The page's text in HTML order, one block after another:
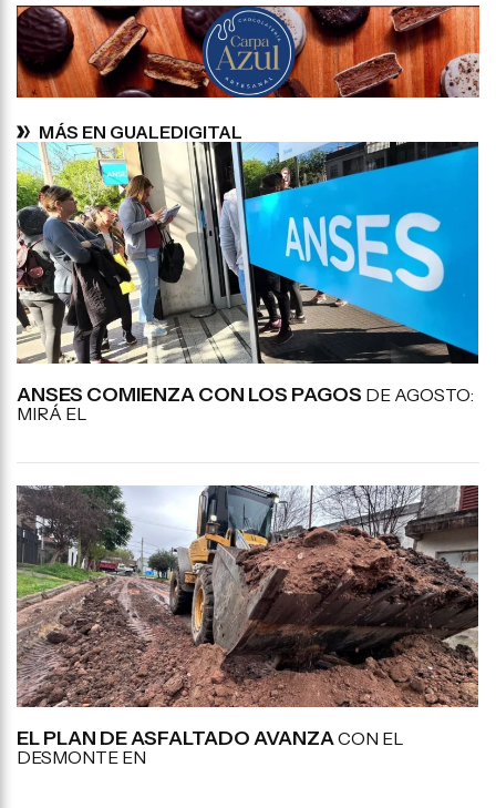
MÁS EN GUALEDIGITAL
ANSES COMIENZA CON LOS PAGOS DE AGOSTO:
MIRÁ EL
EL PLAN DE ASFALTADO AVANZACON EL
DESMONTE EN